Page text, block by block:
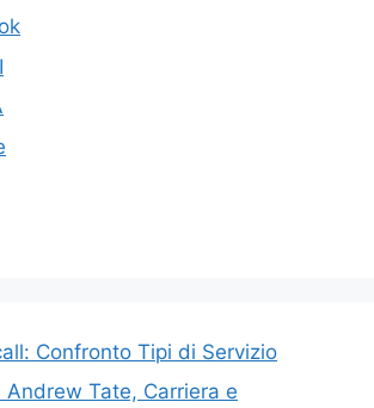
Confronto Tipi di Servizio
Andrew Tate, Carriera e